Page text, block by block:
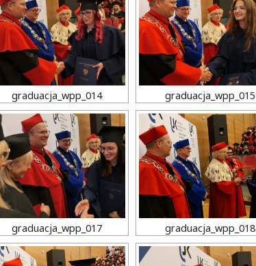
graduacja_wpp_014 graduacja_wpp_015
graduacja_wpp_017 graduacja_wpp_018